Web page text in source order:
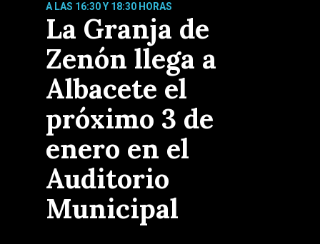
A LAS 16:30 Y 18:30 HORAS
La Granja de
Zenón llega a
Albacete el
próximo 3 de
enero en el
Auditorio
Municipal